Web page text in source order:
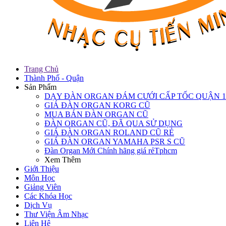
Trang Chủ
Thành Phố - Quận
Sản Phẩm
DẠY ĐÀN ORGAN ĐÁM CƯỚI CẤP TỐC QUẬN
GIÁ ĐÀN ORGAN KORG CŨ
MUA BÁN ĐÀN ORGAN CŨ
ĐÀN ORGAN CŨ, ĐÃ QUA SỬ DỤNG
GIÁ ĐÀN ORGAN ROLAND CŨ RẺ
GIÁ ĐÀN ORGAN YAMAHA PSR S CŨ
Đàn Organ Mới Chính hãng giá rẻTphcm
Xem Thêm
Giới Thiệu
Môn Học
Giảng Viên
Các Khóa Học
Dịch Vụ
Thư Viện Âm Nhạc
Liên Hệ